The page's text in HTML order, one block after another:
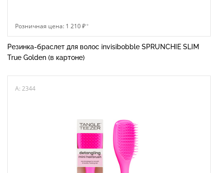
Розничная цена: 1 210 ₽*
Резинка-браслет для волос invisibobble SPRUNCHIE SLIM
True Golden (в картоне)
A: 2344